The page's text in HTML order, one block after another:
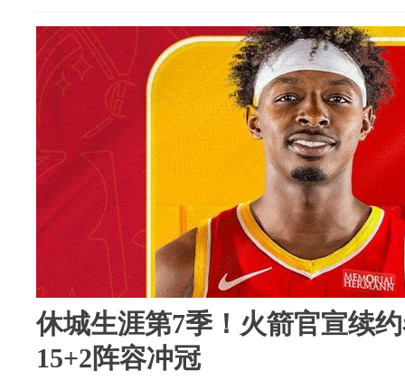
休城生涯第7季！火箭官宣续
15+2阵容冲冠